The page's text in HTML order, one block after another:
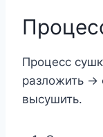
Процесс
разложить →
высушить.